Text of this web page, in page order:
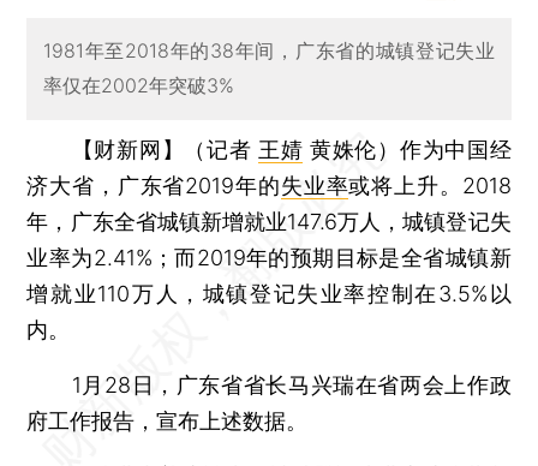
1981年至2018年的38年间，广东省的城镇登记失业
率仅在2002年突破3%
【财新网】（记者 王婧 黄姝伦） 作为中国经
济大省，广东省2019年的失业率或将上升。2018
年，广东全省城镇新增就业147.6万人，城镇登记失
业率为2.41%；而2019年的预期目标是全省城镇新
增就业110万人，城镇登记失业率控制在3.5%以
内。
1月28日，广东省省长马兴瑞在省两会上作政
府工作报告，宣布上述数据。